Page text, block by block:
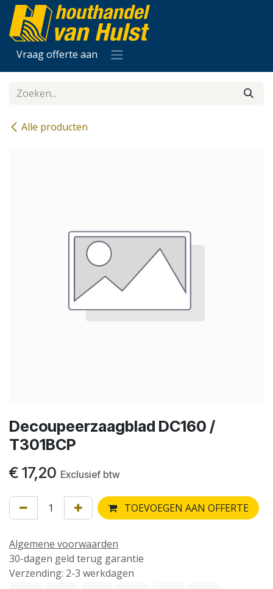
Overslaan naar inhoud
Vraag offerte aan
Alle producten
Decoupeerzaagblad DC160 /
T301BCP
€ 17,20 Exclusief btw
TOEVOEGEN AAN OFFERTE
Algemene voorwaarden
30-dagen geld terug garantie
Verzending: 2-3 werkdagen